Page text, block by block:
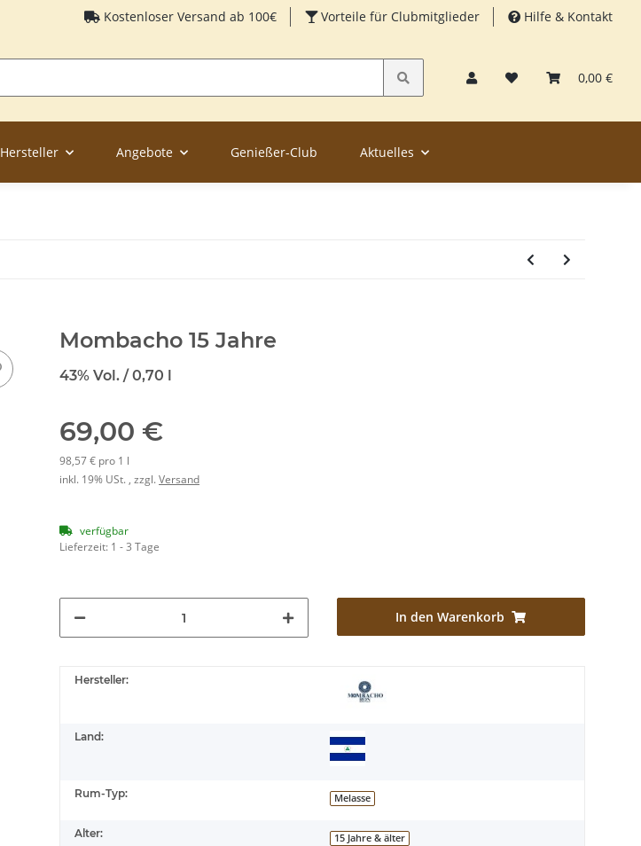
Kostenloser Versand ab 100€ Vorteile für Clubmitglieder Hilfe & Kontakt
0,00 €
Hersteller Angebote Genießer-Club Aktuelles
Mombacho 15 Jahre
43% Vol. / 0,70 l
69,00 €
98,57 € pro 1 l
inkl. 19% USt. , zzgl.Versand
verfügbar
Lieferzeit: 1 - 3 Tage
In den Warenkorb
Hersteller:
Land:
Rum-Typ: Melasse
Alter: 15 Jahre & älter